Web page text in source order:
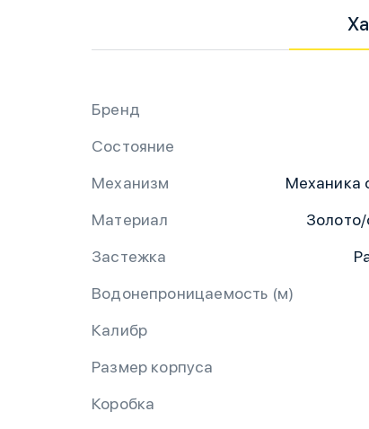
Бренд
Состояние
Механизм
Механика
Материал
Застежка
Водонепроницаемость (м)
Калибр
Размер корпуса
Коробка